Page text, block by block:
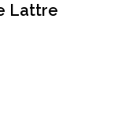
Lattre